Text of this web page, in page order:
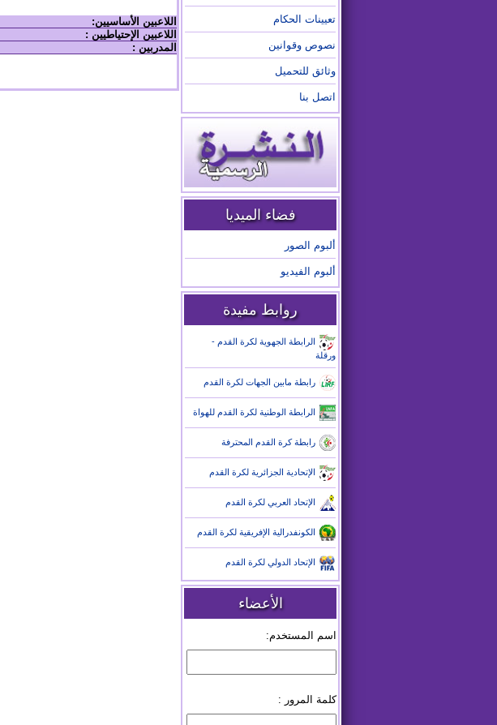
تعيينات الحكام
نصوص وقوانين
وثائق للتحميل
اتصل بنا
فضاء الميديا
ألبوم الصور
ألبوم الفيديو
روابط مفيدة
الرابطة الجهوية لكرة القدم -
ورقلة
رابطة مابين الجهات لكرة القدم
الرابطة الوطنية لكرة القدم للهواة
رابطة كرة القدم المحترفة
الإتحادية الجزائرية لكرة القدم
الإتحاد العربي لكرة القدم
الكونفدرالية الإفريقية لكرة القدم
الإتحاد الدولي لكرة القدم
الأعضاء
اسم المستخدم:
كلمة المرور :
اللاعبين الأساسيين:
اللاعبين الإحتياطيين :
المدربين :